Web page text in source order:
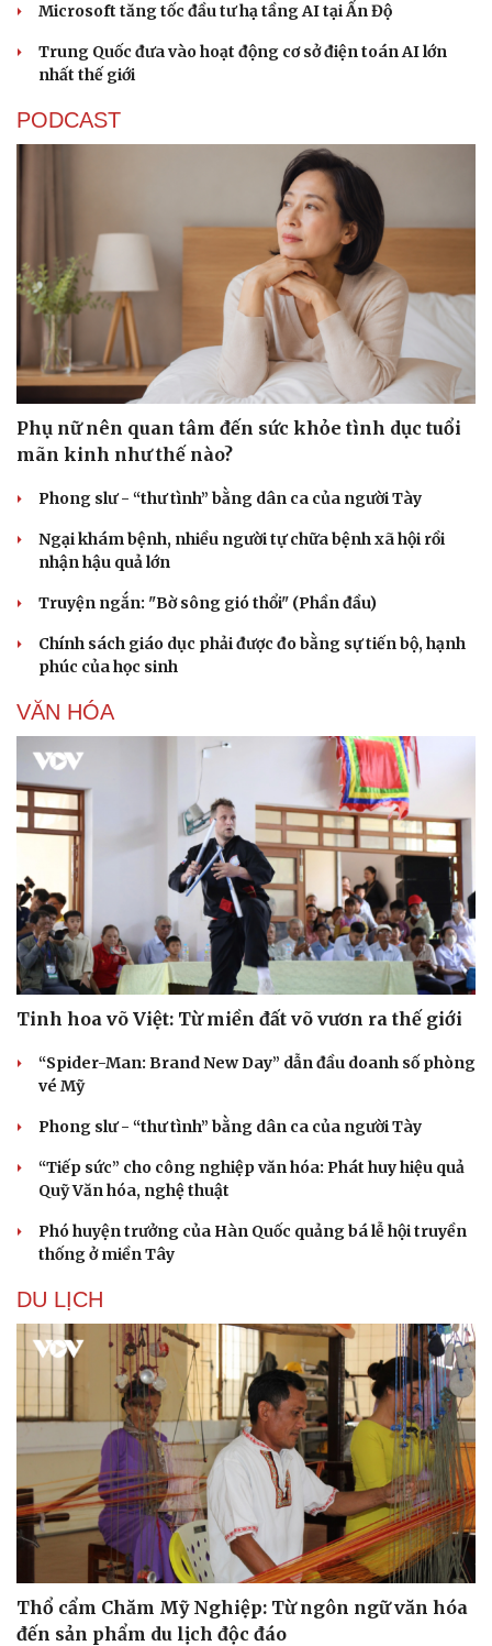
Sức khỏe
Dinh dưỡng - món ngon
Cây thuốc
Sản phụ khoa
Nhi khoa
Làm đẹp - giảm cân
Ăn sạch sống khỏe
Nhà đẹp
Tình yêu - Gia đình
Microsoft tăng tốc đầu tư hạ tầng AI tại Ấn Độ
Trung Quốc đưa vào hoạt động cơ sở điện toán AI lớn
nhất thế giới
PODCAST
Phụ nữ nên quan tâm đến sức khỏe tình dục tuổi
mãn kinh như thế nào?
Phong slư - “thư tình” bằng dân ca của người Tày
Ngại khám bệnh, nhiều người tự chữa bệnh xã hội rồi
nhận hậu quả lớn
Truyện ngắn: "Bờ sông gió thổi" (Phần đầu)
Chính sách giáo dục phải được đo bằng sự tiến bộ, hạnh
phúc của học sinh
VĂN HÓA
Tinh hoa võ Việt: Từ miền đất võ vươn ra thế giới
“Spider-Man: Brand New Day” dẫn đầu doanh số phòng
vé Mỹ
Phong slư - “thư tình” bằng dân ca của người Tày
“Tiếp sức” cho công nghiệp văn hóa: Phát huy hiệu quả
Quỹ Văn hóa, nghệ thuật
Phó huyện trưởng của Hàn Quốc quảng bá lễ hội truyền
thống ở miền Tây
DU LỊCH
Thổ cẩm Chăm Mỹ Nghiệp: Từ ngôn ngữ văn hóa
đến sản phẩm du lịch độc đáo